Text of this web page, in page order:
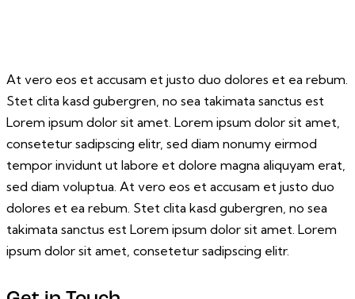
At vero eos et accusam et justo duo dolores et ea rebum.
Stet clita kasd gubergren, no sea takimata sanctus est
Lorem ipsum dolor sit amet. Lorem ipsum dolor sit amet,
consetetur sadipscing elitr, sed diam nonumy eirmod
tempor invidunt ut labore et dolore magna aliquyam erat,
sed diam voluptua. At vero eos et accusam et justo duo
dolores et ea rebum. Stet clita kasd gubergren, no sea
takimata sanctus est Lorem ipsum dolor sit amet. Lorem
ipsum dolor sit amet, consetetur sadipscing elitr.